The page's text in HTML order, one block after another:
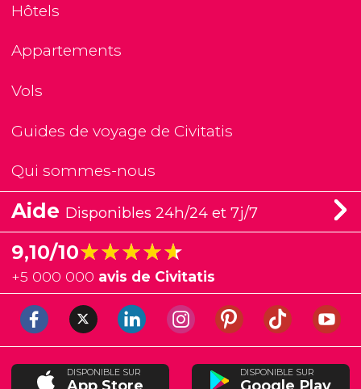
Hôtels
Appartements
Vols
Guides de voyage de Civitatis
Qui sommes-nous
Aide Disponibles 24h/24 et 7j/7
9,10/10★★★★★
★★★★★
+5 000 000 avis de Civitatis
DISPONIBLE SUR
App Store
DISPONIBLE SUR
Google Play